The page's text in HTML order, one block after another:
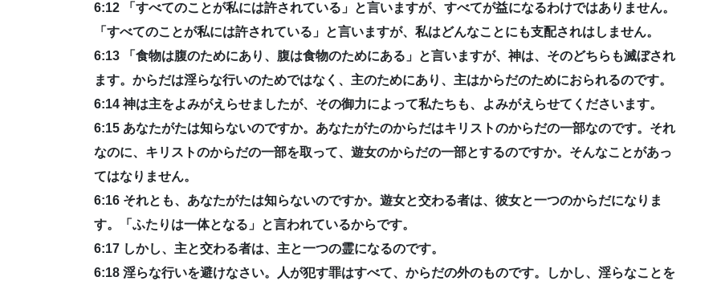
6:12 「すべてのことが私には許されている」と言いますが、すべてが益になるわけではありません。
「すべてのことが私には許されている」と言いますが、私はどんなことにも支配されはしません。
6:13 「食物は腹のためにあり、腹は食物のためにある」と言いますが、神は、そのどちらも滅ぼされ
ます。からだは淫らな行いのためではなく、主のためにあり、主はからだのためにおられるのです。
6:14 神は主をよみがえらせましたが、その御力によって私たちも、よみがえらせてくださいます。
6:15 あなたがたは知らないのですか。あなたがたのからだはキリストのからだの一部なのです。それ
なのに、キリストのからだの一部を取って、遊女のからだの一部とするのですか。そんなことがあっ
てはなりません。
6:16 それとも、あなたがたは知らないのですか。遊女と交わる者は、彼女と一つのからだになりま
す。「ふたりは一体となる」と言われているからです。
6:17 しかし、主と交わる者は、主と一つの霊になるのです。
6:18 淫らな行いを避けなさい。人が犯す罪はすべて、からだの外のものです。しかし、淫らなことを